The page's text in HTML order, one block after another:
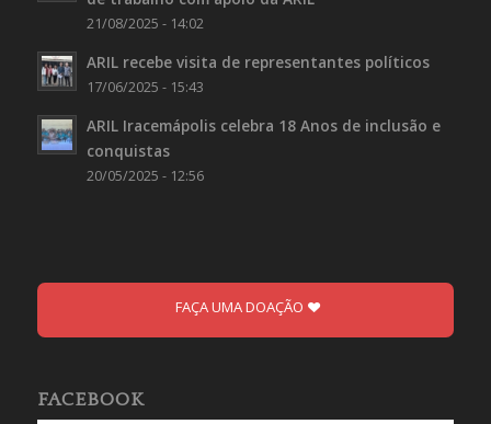
21/08/2025 - 14:02
ARIL recebe visita de representantes políticos
17/06/2025 - 15:43
ARIL Iracemápolis celebra 18 Anos de inclusão e
conquistas
20/05/2025 - 12:56
FAÇA UMA DOAÇÃO
FACEBOOK